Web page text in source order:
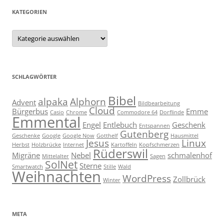
KATEGORIEN
Kategorien
SCHLAGWÖRTER
Advent alpaka Alphorn Bibel Bildbearbeitung
Bürgerbus Casio Chrome Cloud Commodore 64 Dorflinde Emme
Emmental Engel Entlebuch Entspannen Geschenk
Geschenke Google Google Now Gotthelf Gutenberg Hausmittel
Herbst Holzbrücke Internet Jesus Kartoffeln Kopfschmerzen Linux
Migräne Mittelalter Nebel Rüderswil Sagen schmalenhof
Smartwatch SolNet Sterne Stille Wald
Weihnachten Winter WordPress Zollbrück
META